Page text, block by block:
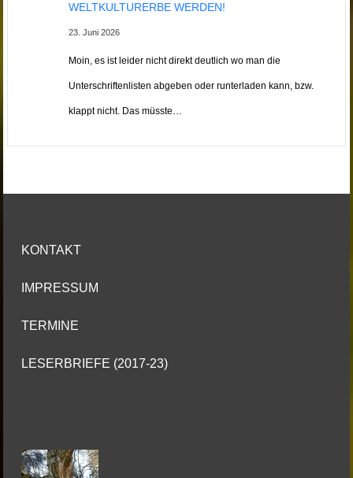
WELTKULTURERBE WERDEN!
23. Juni 2026
Moin, es ist leider nicht direkt deutlich wo man die
Unterschriftenlisten abgeben oder runterladen kann, bzw.
klappt nicht. Das müsste…
KONTAKT
IMPRESSUM
TERMINE
LESERBRIEFE (2017-23)